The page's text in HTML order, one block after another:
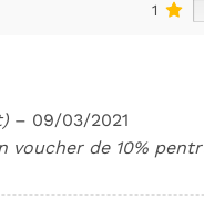
1
– 09/03/2021
de 10%